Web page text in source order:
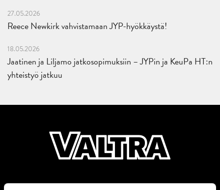
27.05.2026
Reece Newkirk vahvistamaan JYP-hyökkäystä!
18.05.2026
Jaatinen ja Liljamo jatkosopimuksiin – JYPin ja KeuPa HT:n
yhteistyö jatkuu